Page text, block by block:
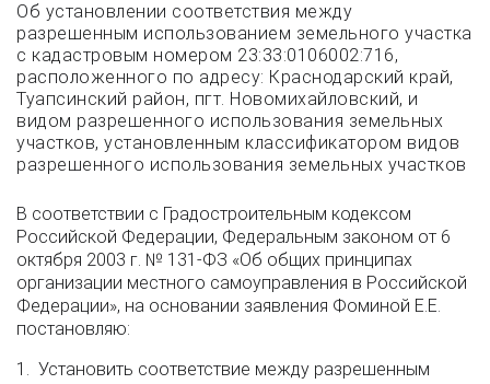
Об установлении соответствия между
разрешенным использованием земельного участка
с кадастровым номером 23:33:0106002:716,
расположенного по адресу: Краснодарский край,
Туапсинский район, пгт. Новомихайловский, и
видом разрешенного использования земельных
участков, установленным классификатором видов
разрешенного использования земельных участков
В соответствии с Градостроительным кодексом
Российской Федерации, Федеральным законом от 6
октября 2003 г. № 131-ФЗ «Об общих принципах
организации местного самоуправления в Российской
Федерации», на основании заявления Фоминой Е.Е.
постановляю:
1. Установить соответствие между разрешенным